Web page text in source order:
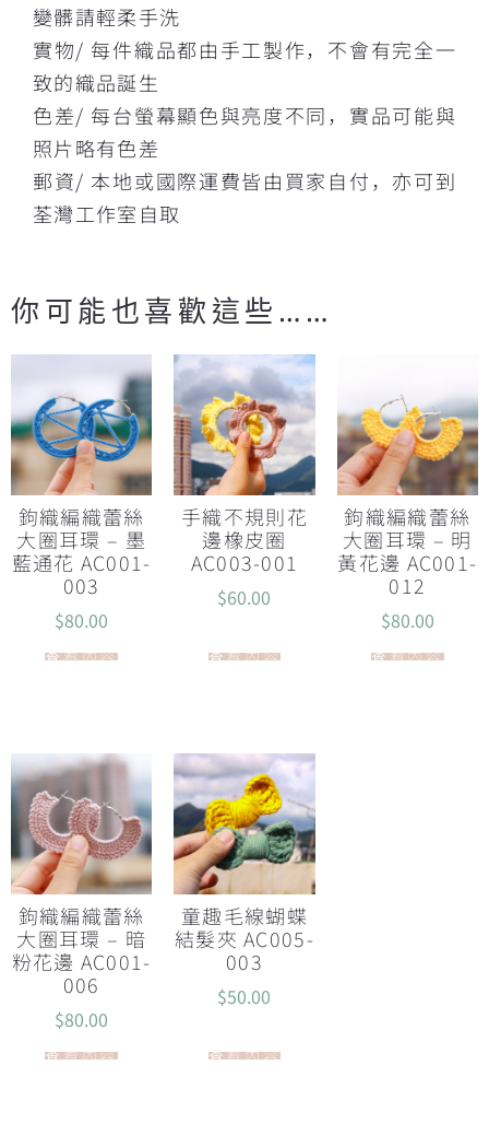
變髒請輕柔手洗
實物/ 每件織品都由手工製作，不會有完全一
致的織品誕生
色差/ 每台螢幕顯色與亮度不同，實品可能與
照片略有色差
郵資/ 本地或國際運費皆由買家自付，亦可到
荃灣工作室自取
你可能也喜歡這些……
鉤織編織蕾絲
大圈耳環 – 墨
藍通花 AC001-
003
$80.00
查看內容
手織不規則花
邊橡皮圈
AC003-001
$60.00
查看內容
鉤織編織蕾絲
大圈耳環 – 明
黃花邊 AC001-
012
$80.00
查看內容
鉤織編織蕾絲
大圈耳環 – 暗
粉花邊 AC001-
006
$80.00
查看內容
童趣毛線蝴蝶
結髮夾 AC005-
003
$50.00
查看內容